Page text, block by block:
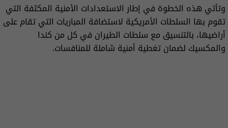
وتأتي هذه الخطوة في إطار الاستعدادات الأمنية المكثفة التي
تقوم بها السلطات الأمريكية لاستضافة المباريات التي تقام على
أراضيها، بالتنسيق مع سلطات الطيران في كل من كندا
والمكسيك لضمان تغطية أمنية شاملة للمنافسات.